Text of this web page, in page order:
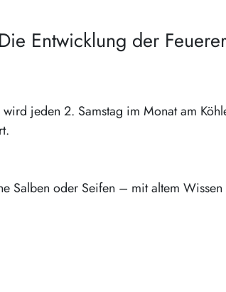
Entwicklung der
wird jeden 2. Samstag im Monat am
Salben oder Seifen – mit altem